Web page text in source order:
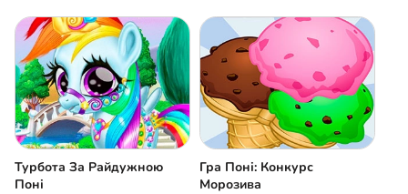
Турбота За Райдужною
Поні
Гра Поні: Конкурс
Морозива